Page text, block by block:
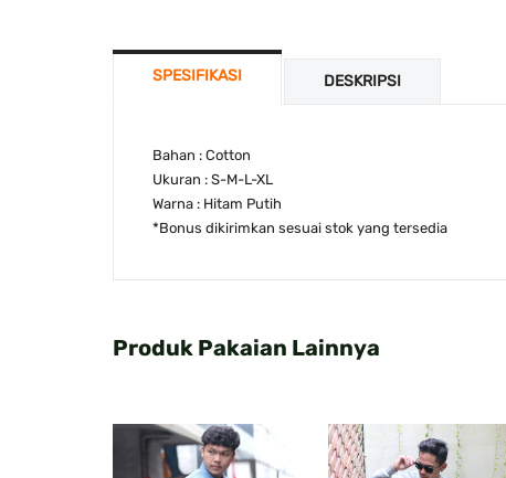
SPESIFIKASI DESKRIPSI
Bahan : Cotton
Ukuran : S-M-L-XL
Warna : Hitam Putih
*Bonus dikirimkan sesuai stok yang tersedia
Produk Pakaian Lainnya